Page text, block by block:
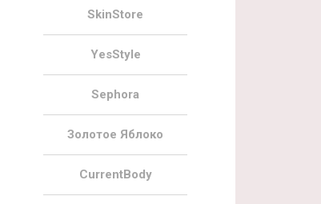
SkinStore
YesStyle
Sephora
Золотое Яблоко
CurrentBody